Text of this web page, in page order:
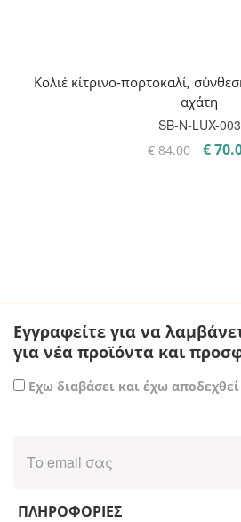
Κολιέ κίτρινο-πορτοκαλί,
αχάτη
SB-Ν-LUX-003
€84.00 €
Εγγραφείτε για να
για νέα προϊόντα και
Εχω διαβάσει και έχω
ΠΛΗΡΟΦΟΡΙΕΣ